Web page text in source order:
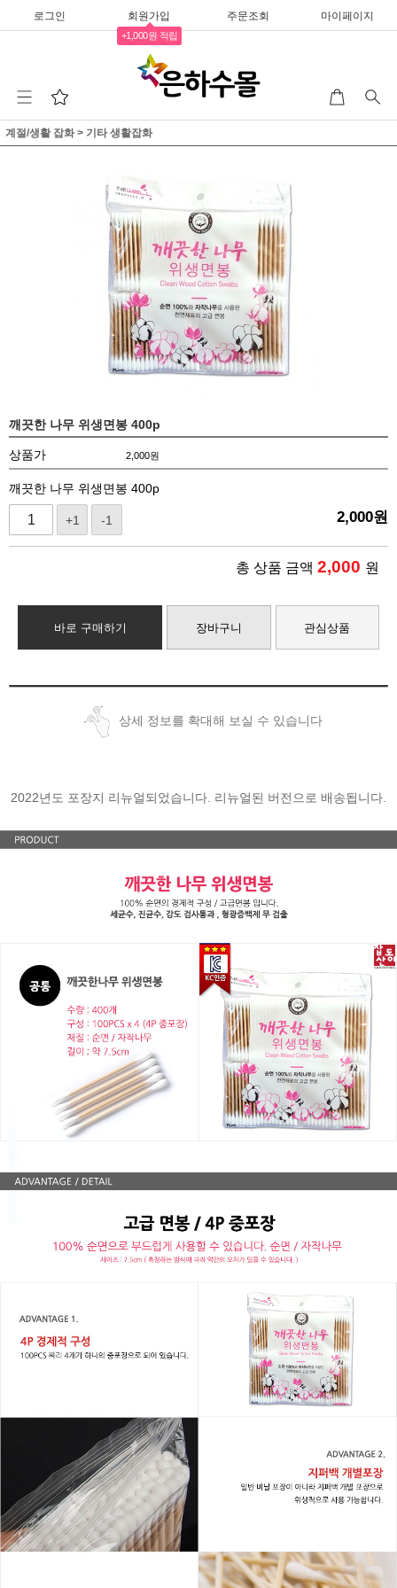
로그인 회원가입
+1,000원 적립
주문조회 마이페이지
계절/생활 잡화 > 기타 생활잡화
깨끗한 나무 위생면봉 400p
상품가 2,000원
깨끗한 나무 위생면봉 400p
+1 -1 2,000원
총 상품 금액 2,000 원
바로 구매하기 장바구니 관심상품
상세 정보를 확대해 보실 수 있습니다
2022년도 포장지 리뉴얼되었습니다. 리뉴얼된 버전으로 배송됩니다.